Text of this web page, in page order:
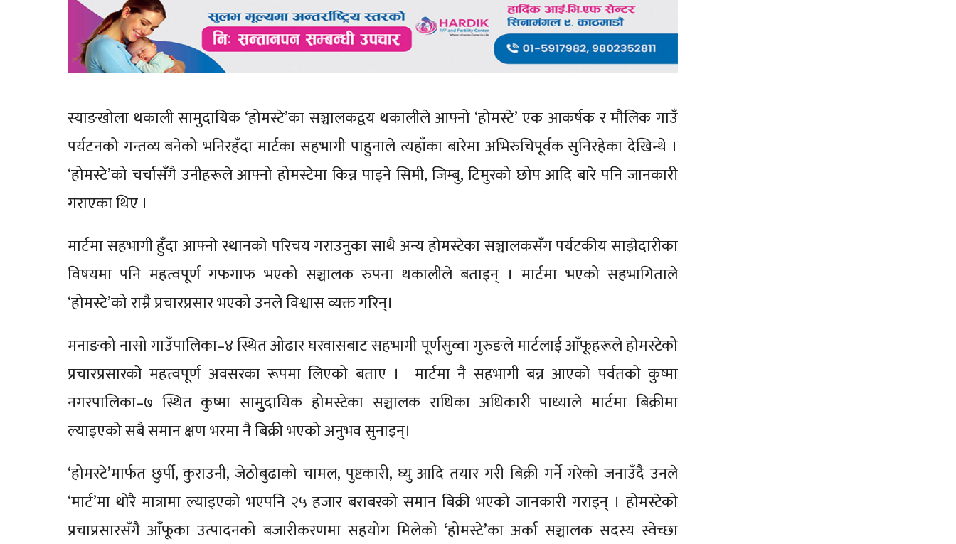
स्याङखोला थकाली सामुदायिक ‘होमस्टे’का सञ्चालकद्वय थकालीले आफ्नो ‘होमस्टे’ एक आकर्षक र मौलिक गाउँ
पर्यटनको गन्तव्य बनेको भनिरहँदा मार्टका सहभागी पाहुनाले त्यहाँका बारेमा अभिरुचिपूर्वक सुनिरहेका देखिन्थे ।
‘होमस्टे’को चर्चासँगै उनीहरूले आफ्नो होमस्टेमा किन्न पाइने सिमी, जिम्बु, टिमुरको छोप आदि बारे पनि जानकारी
गराएका थिए ।
मार्टमा सहभागी हुँदा आफ्नो स्थानको परिचय गराउनुुका साथै अन्य होमस्टेका सञ्चालकसँग पर्यटकीय साझेदारीका
विषयमा पनि महत्वपूर्ण गफगाफ भएको सञ्चालक रुपना थकालीले बताइन् । मार्टमा भएको सहभागिताले
‘होमस्टे’को राम्रै प्रचारप्रसार भएको उनले विश्वास व्यक्त गरिन्।
मनाङको नासो गाउँपालिका–४ स्थित ओढार घरवासबाट सहभागी पूर्णसुव्वा गुरुङले मार्टलाई आँफूहरूले होमस्टेको
प्रचारप्रसारकोे महत्वपूर्ण अवसरका रूपमा लिएको बताए । मार्टमा नै सहभागी बन्न आएको पर्वतको कुष्मा
नगरपालिका–७ स्थित कुष्मा सामुुुदायिक होमस्टेका सञ्चालक राधिका अधिकारी पाध्याले मार्टमा बिक्रीमा
ल्याइएको सबै समान क्षण भरमा नै बिक्री भएको अनुुभव सुनाइन्।
‘होमस्टे’मार्फत छुर्पी, कुराउनी, जेठोबुढाको चामल, पुष्टकारी, घ्यु आदि तयार गरी बिक्री गर्ने गरेको जनाउँदै उनले
‘मार्ट’मा थोरै मात्रामा ल्याइएको भएपनि २५ हजार बराबरको समान बिक्री भएको जानकारी गराइन् । होमस्टेको
प्रचाप्रसारसँगै आँफूका उत्पादनको बजारीकरणमा सहयोग मिलेको ‘होमस्टे’का अर्का सञ्चालक सदस्य स्वेच्छा